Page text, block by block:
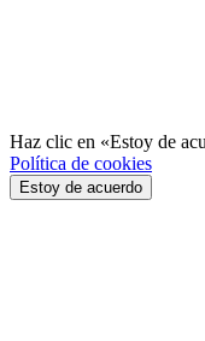
Haz clic en «Estoy de
Política de cookies
Estoy de acuerdo